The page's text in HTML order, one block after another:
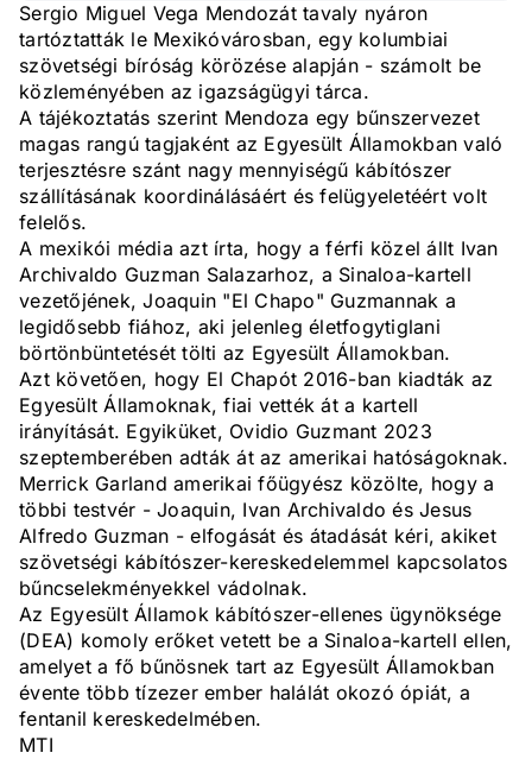
Sergio Miguel Vega Mendozát tavaly nyáron
tartóztatták le Mexikóvárosban, egy kolumbiai
szövetségi bíróság körözése alapján - számolt be
közleményében az igazságügyi tárca.
A tájékoztatás szerint Mendoza egy bűnszervezet
magas rangú tagjaként az Egyesült Államokban való
terjesztésre szánt nagy mennyiségű kábítószer
szállításának koordinálásáért és felügyeletéért volt
felelős.
A mexikói média azt írta, hogy a férfi közel állt Ivan
Archivaldo Guzman Salazarhoz, a Sinaloa-kartell
vezetőjének, Joaquin "El Chapo" Guzmannak a
legidősebb fiához, aki jelenleg életfogytiglani
börtönbüntetését tölti az Egyesült Államokban.
Azt követően, hogy El Chapót 2016-ban kiadták az
Egyesült Államoknak, fiai vették át a kartell
irányítását. Egyiküket, Ovidio Guzmant 2023
szeptemberében adták át az amerikai hatóságoknak.
Merrick Garland amerikai főügyész közölte, hogy a
többi testvér - Joaquin, Ivan Archivaldo és Jesus
Alfredo Guzman - elfogását és átadását kéri, akiket
szövetségi kábítószer-kereskedelemmel kapcsolatos
bűncselekményekkel vádolnak.
Az Egyesült Államok kábítószer-ellenes ügynöksége
(DEA) komoly erőket vetett be a Sinaloa-kartell ellen,
amelyet a fő bűnösnek tart az Egyesült Államokban
évente több tízezer ember halálát okozó ópiát, a
fentanil kereskedelmében.
MTI